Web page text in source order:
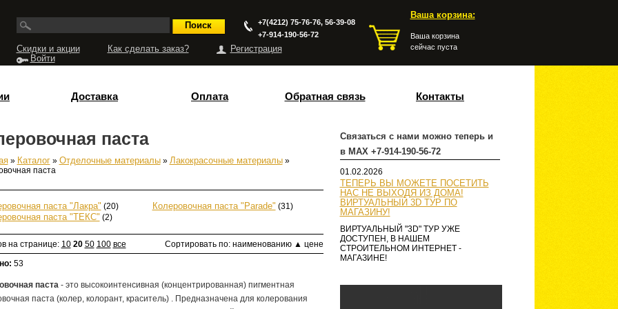
Ваша корзина:
Ваша корзина
сейчас пуста
+7(4212) 75-76-76, 56-39-08
+7-914-190-56-72
Скидки и акции Как сделать заказ?
Регистрация
Войти
Доставка Оплата Обратная связь Контакты
Связаться с нами можно теперь и
в MAX +7-914-190-56-72
01.02.2026
ТЕПЕРЬ ВЫ МОЖЕТЕ ПОСЕТИТЬ
НАС НЕ ВЫХОДЯ ИЗ ДОМА!
ВИРТУАЛЬНЫЙ 3D ТУР ПО
МАГАЗИНУ!
ВИРТУАЛЬНЫЙ "3D" ТУР УЖЕ
ДОСТУПЕН, В НАШЕМ
СТРОИТЕЛЬНОМ ИНТЕРНЕТ -
МАГАЗИНЕ!
паста
» Каталог» Отделочные материалы» Лакокрасочные материалы»
паста
паста "Лакра" (20)
паста "ТЕКС" (2)
Колеровочная паста "Parade" (31)
на странице: 10 20 50 100 все Сортировать по: наименованию ▲ цене
53
паста- это высокоинтенсивная (концентрированная) пигментная
паста (колер, колорант, краситель) . Предназначена для колерования